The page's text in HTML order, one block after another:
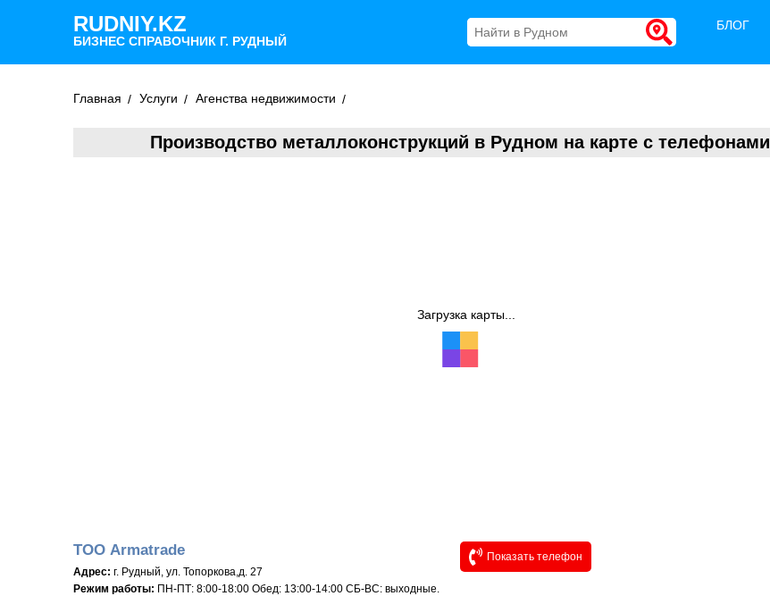
RUDNIY.KZ
БИЗНЕС СПРАВОЧНИК Г. РУДНЫЙ
БЛОГ
Главная Услуги Агенства недвижимости
Производство металлоконструкций в Рудном на карте с телефонами
Загрузка карты...
ТОО Armatrade
Адрес: г. Рудный, ул. Топоркова,д. 27
Режим работы: ПН-ПТ: 8:00-18:00 Обед: 13:00-14:00 СБ-ВС: выходные.
Показать телефон